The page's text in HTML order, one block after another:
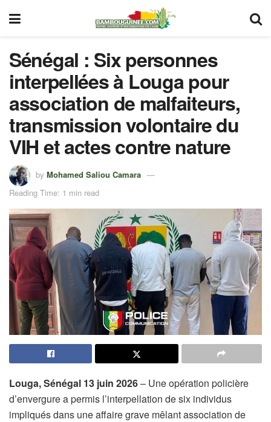
Sénégal : Six personnes
interpellées à Louga pour
association de malfaiteurs,
transmission volontaire du
VIH et actes contre nature
by Mohamed Saliou Camara
Reading Time: 1 min read
Louga, Sénégal 13 juin 2026– Une opération policière
d’envergure a permis l’interpellation de six individus
impliqués dans une affaire grave mêlant association de